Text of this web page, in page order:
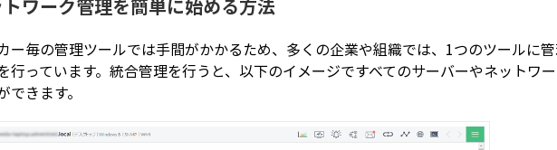
ワーク管理を簡単に始める方法
ー毎の管理ツールでは手間がかかるため、多くの企業や組織では、1つのツールに
行っています。統合管理を行うと、以下のイメージですべてのサーバーやネットワ
できます。